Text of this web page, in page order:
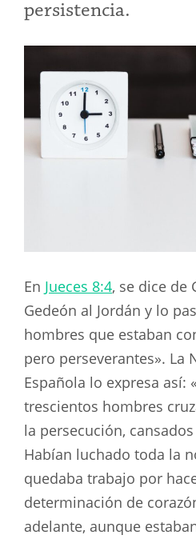
persistencia.
En Jueces 8:4, se dice de
Gedeón al Jordán y lo
hombres que estaban
pero perseverantes». La
Española lo expresa así:
trescientos hombres
la persecución,
Habían luchado toda la
quedaba trabajo por
determinación de
adelante, aunque